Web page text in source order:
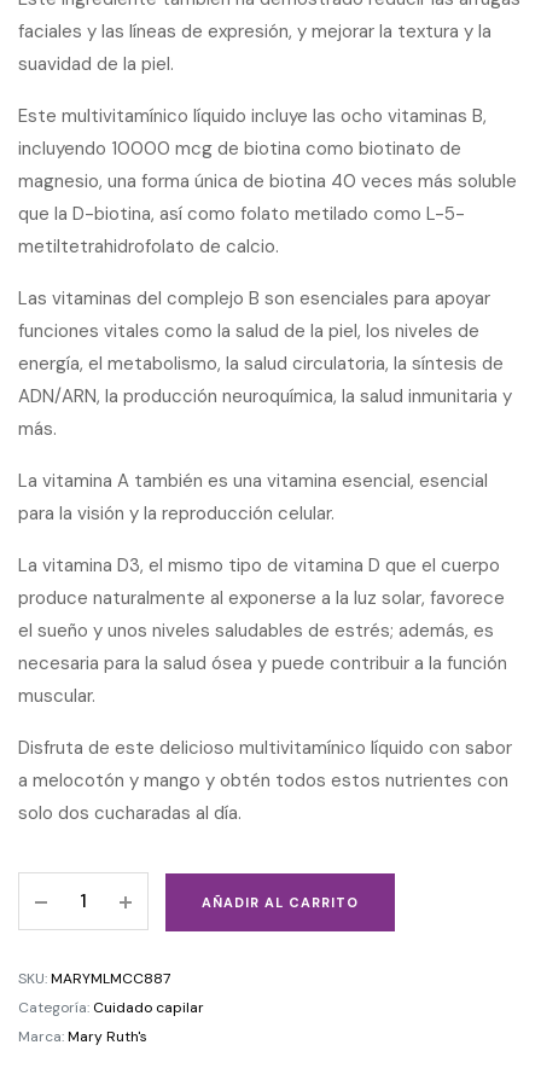
faciales y las líneas de expresión, y mejorar la textura y la
suavidad de la piel.
Este multivitamínico líquido incluye las ocho vitaminas B,
incluyendo 10000 mcg de biotina como biotinato de
magnesio, una forma única de biotina 40 veces más soluble
que la D-biotina, así como folato metilado como L-5-
metiltetrahidrofolato de calcio.
Las vitaminas del complejo B son esenciales para apoyar
funciones vitales como la salud de la piel, los niveles de
energía, el metabolismo, la salud circulatoria, la síntesis de
ADN/ARN, la producción neuroquímica, la salud inmunitaria y
más.
La vitamina A también es una vitamina esencial, esencial
para la visión y la reproducción celular.
La vitamina D3, el mismo tipo de vitamina D que el cuerpo
produce naturalmente al exponerse a la luz solar, favorece
el sueño y unos niveles saludables de estrés; además, es
necesaria para la salud ósea y puede contribuir a la función
muscular.
Disfruta de este delicioso multivitamínico líquido con sabor
a melocotón y mango y obtén todos estos nutrientes con
solo dos cucharadas al día.
AÑADIR AL CARRITO
SKU:MARYMLMCC887
Categoría: Cuidado capilar
Marca:Mary Ruth's